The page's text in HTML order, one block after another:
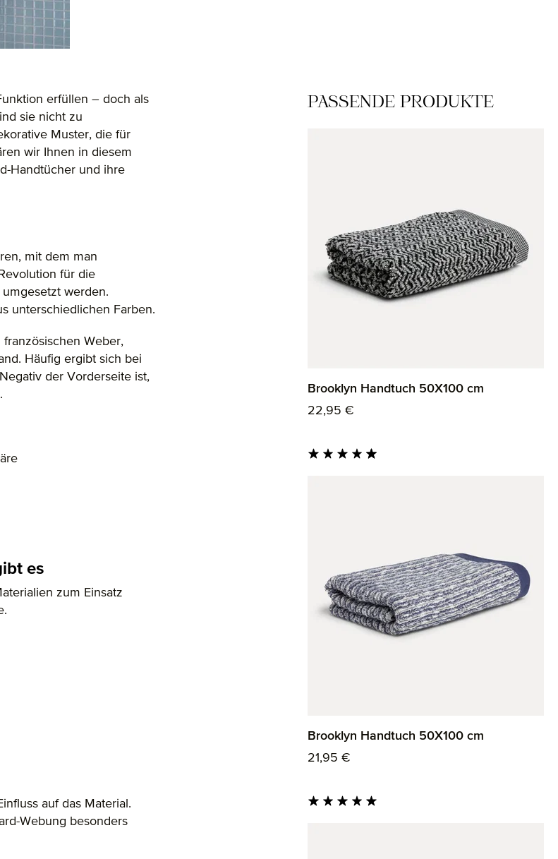
Produktgalerie überspringen
PASSENDE PRODUKTE
Brooklyn Handtuch 50X100 cm
Regulärer Preis:
22,95 €
Brooklyn Handtuch 50X100 cm
Regulärer Preis:
21,95 €
erfüllen – doch als
sie nicht zu
Muster, die für
wir Ihnen in diesem
Handtücher und ihre
mit dem man
für die
werden.
unterschiedlichen Farben.
Weber,
Häufig ergibt sich bei
der Vorderseite ist,
es
zum Einsatz
auf das Material.
Webung besonders